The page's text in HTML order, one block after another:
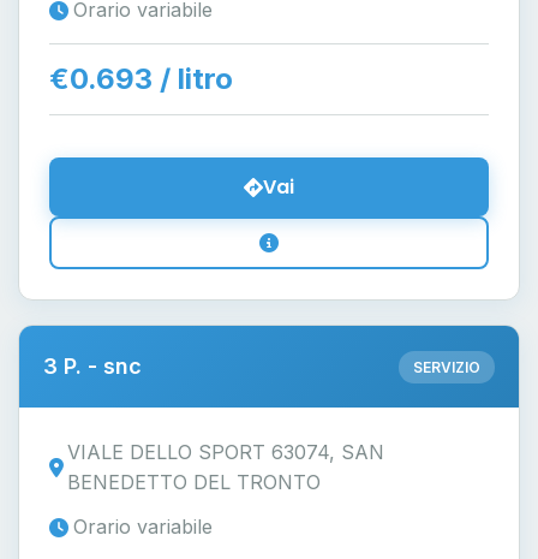
Orario variabile
€0.693 / litro
Vai
3 P. - snc SERVIZIO
VIALE DELLO SPORT 63074, SAN
BENEDETTO DEL TRONTO
Orario variabile